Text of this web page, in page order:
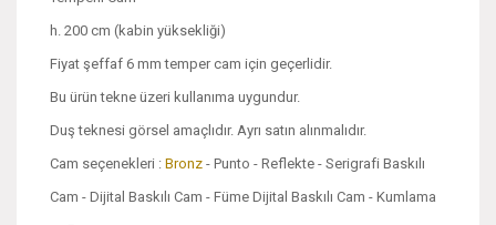
h. 200 cm (kabin yüksekliği)
Fiyat şeffaf 6 mm temper cam için geçerlidir.
Bu ürün tekne üzeri kullanıma uygundur.
Duş teknesi görsel amaçlıdır. Ayrı satın alınmalıdır.
Cam seçenekleri : Bronz - Punto - Reflekte - Serigrafi Baskılı
Cam - Dijital Baskılı Cam - Füme Dijital Baskılı Cam - Kumlama